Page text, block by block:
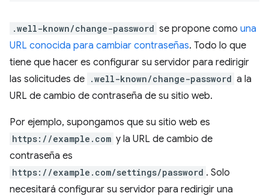
.well-known/change-password se propone como una
URL conocida para cambiar contraseñas. Todo lo que
tiene que hacer es configurar su servidor para redirigir
las solicitudes de .well-known/change-password a la
URL de cambio de contraseña de su sitio web.
Por ejemplo, supongamos que su sitio web es
https://example.com y la URL de cambio de
contraseña es
https://example.com/settings/password . Solo
necesitará configurar su servidor para redirigir una